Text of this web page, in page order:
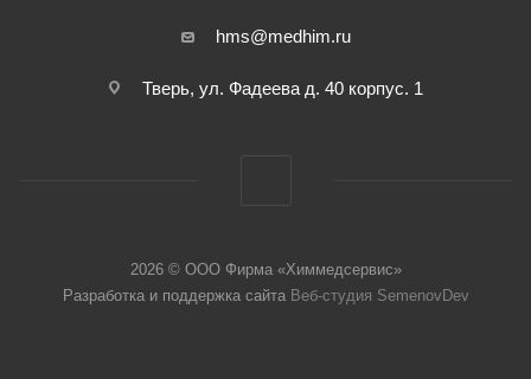
hms@medhim.ru
Тверь, ул. Фадеева д. 40 корпус. 1
2026 © ООО Фирма «Химмедсервис»
Разработка и поддержка сайта Веб-студия SemenovDev